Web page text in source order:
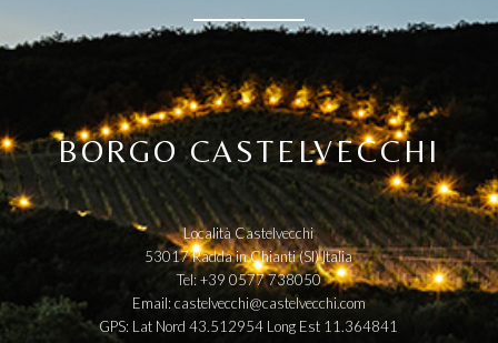
BORGO CASTELVECCHI
Località Castelvecchi
53017 Radda in Chianti (SI) Italia
Tel: +39 0577 738050
Email: castelvecchi@castelvecchi.com
GPS: Lat Nord 43.512954 Long Est 11.364841